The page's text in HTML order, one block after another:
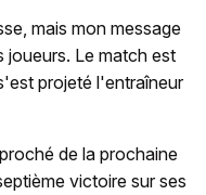
mais mon message
joueurs. Le match est
projeté l'entraîneur
de la prochaine
victoire sur ses